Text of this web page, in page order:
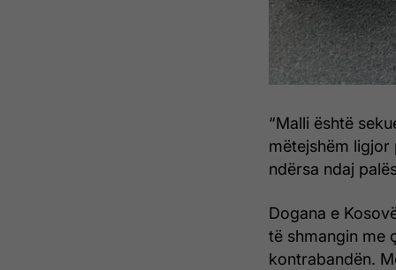
“Malli është
mëtejshëm
ndërsa ndaj
Dogana e
të shmangin me
kontrabandën.